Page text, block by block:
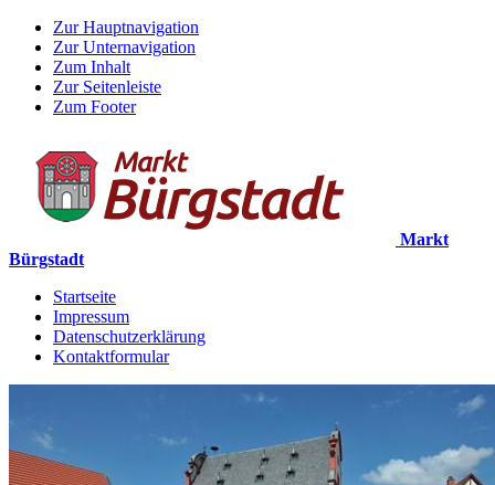
Zur Hauptnavigation
Zur Unternavigation
Zum Inhalt
Zur Seitenleiste
Zum Footer
Markt
Bürgstadt
Startseite
Impressum
Datenschutzerklärung
Kontaktformular